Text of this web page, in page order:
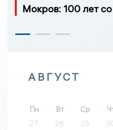
Мокров: 100 лет
АВГУСТ
Пн Вт Ср
27
28 29